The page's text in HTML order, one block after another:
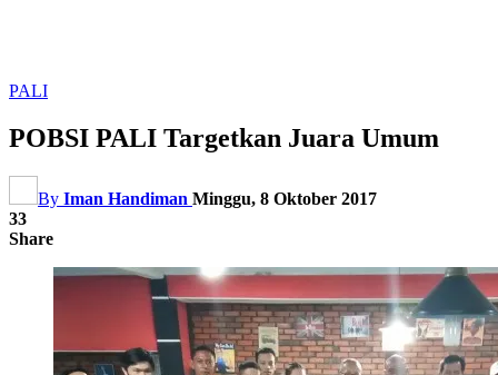
PALI
POBSI PALI Targetkan Juara Umum
By Iman Handiman Minggu, 8 Oktober 2017
33
Share